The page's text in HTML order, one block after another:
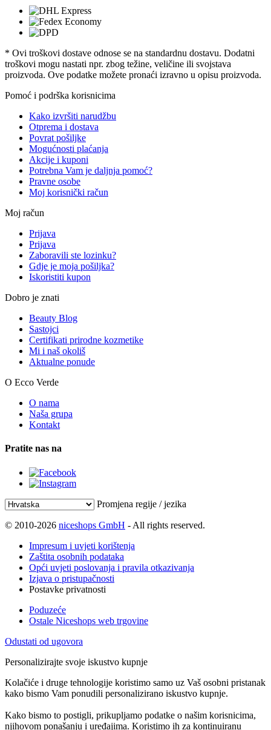
* Ovi troškovi dostave odnose se na standardnu ​​dostavu. Dodatni
troškovi mogu nastati npr. zbog težine, veličine ili svojstava
proizvoda. Ove podatke možete pronaći izravno u opisu proizvoda.
Pomoć i podrška korisnicima
Kako izvršiti narudžbu
Otprema i dostava
Povrat pošiljke
Mogućnosti plaćanja
Akcije i kuponi
Potrebna Vam je daljnja pomoć?
Pravne osobe
Moj korisnički račun
Moj račun
Prijava
Prijava
Zaboravili ste lozinku?
Gdje je moja pošiljka?
Iskoristiti kupon
Dobro je znati
Beauty Blog
Sastojci
Certifikati prirodne kozmetike
Mi i naš okoliš
Aktualne ponude
O Ecco Verde
O nama
Naša grupa
Kontakt
Pratite nas na
Promjena regije / jezika
© 2010-2026 niceshops GmbH - All rights reserved.
Impresum i uvjeti korištenja
Zaštita osobnih podataka
Opći uvjeti poslovanja i pravila otkazivanja
Izjava o pristupačnosti
Postavke privatnosti
Poduzeće
Ostale Niceshops web trgovine
Odustati od ugovora
Personalizirajte svoje iskustvo kupnje
Kolačiće i druge tehnologije koristimo samo uz Vaš osobni pristanak
kako bismo Vam ponudili personalizirano iskustvo kupnje.
Kako bismo to postigli, prikupljamo podatke o našim korisnicima,
njihovom ponašanju i uređajima. Koristimo ih za kontinuiranu